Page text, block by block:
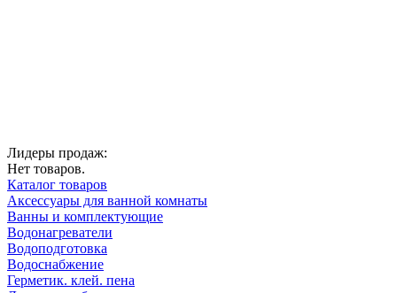
Лидеры продаж:
Нет товаров.
Каталог товаров
Аксессуары для ванной комнаты
Ванны и комплектующие
Водонагреватели
Водоподготовка
Водоснабжение
Герметик. клей. пена